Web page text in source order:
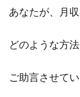
あなたが、月
どのような方
ご助言させてい